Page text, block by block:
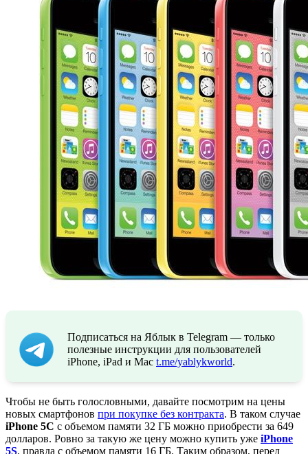
Подписаться на Яблык в Telegram — только
полезные инструкции для пользователей
iPhone, iPad и Mac t.me/yablykworld.
Чтобы не быть голословными, давайте посмотрим на цены
новых смартфонов при покупке без контракта. В таком случае
iPhone 5C с объемом памяти 32 ГБ можно приобрести за 649
долларов. Ровно за такую же цену можно купить уже iPhone
5S, правда с объемом памяти 16 ГБ. Таким образом, перед